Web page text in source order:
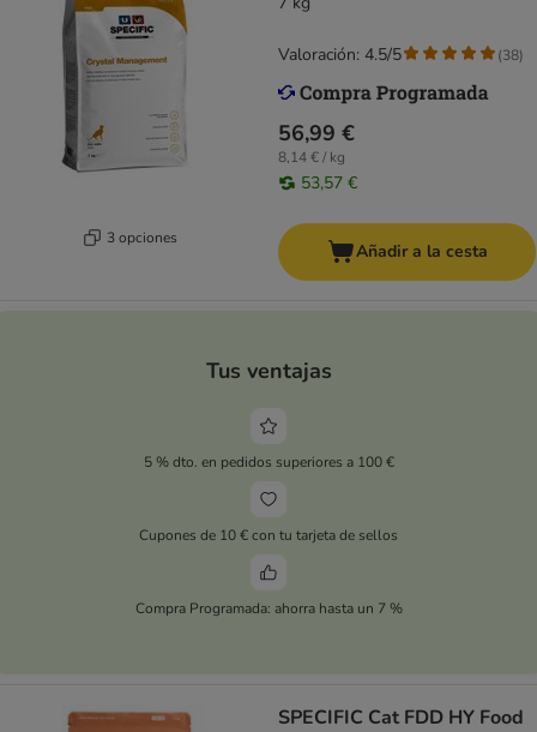
3 opciones
56,99 €
8,14 € / kg
53,57 €
Valoración: 4.5/5 (38)
Añadir a la cesta
Tus ventajas
5 % dto. en pedidos superiores a 100 €
Cupones de 10 € con tu tarjeta de sellos
Compra Programada: ahorra hasta un 7 %
SPECIFIC Cat FDD HY Food